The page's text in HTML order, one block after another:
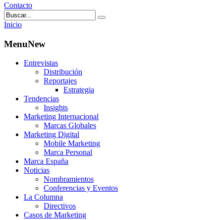
Contacto
Inicio
MenuNew
Entrevistas
Distribución
Reportajes
Estrategia
Tendencias
Insights
Marketing Internacional
Marcas Globales
Marketing Digital
Mobile Marketing
Marca Personal
Marca España
Noticias
Nombramientos
Conferencias y Eventos
La Columna
Directivos
Casos de Marketing